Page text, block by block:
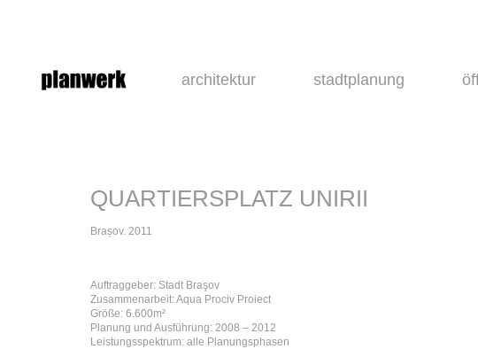
architektur stadtplanung
QUARTIERSPLATZ UNIRII
Brașov. 2011
Auftraggeber: Stadt Braşov
Zusammenarbeit: Aqua Prociv Proiect
Größe: 6.600m²
Planung und Ausführung: 2008 – 2012
Leistungsspektrum: alle Planungsphasen